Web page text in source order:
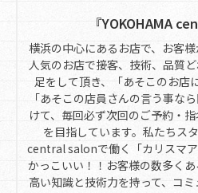
『YOKOHAMA
横浜の中心にあるお店で、お客
人気のお店で接客、技術、品質
足をして頂き、「あそこのお店
「あそこの店員さんの言う事な
けて、毎回必ず次回のご予約・指
を目指しています。私たちス
central salonで働く「カリスマ
かっこいい！！お客様の数多く
高い知識と技術力を持って、コ